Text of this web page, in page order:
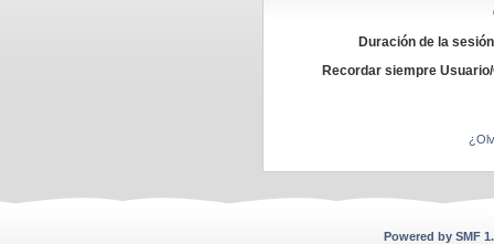
Duración de la
Recordar siempre
Powered by SMF